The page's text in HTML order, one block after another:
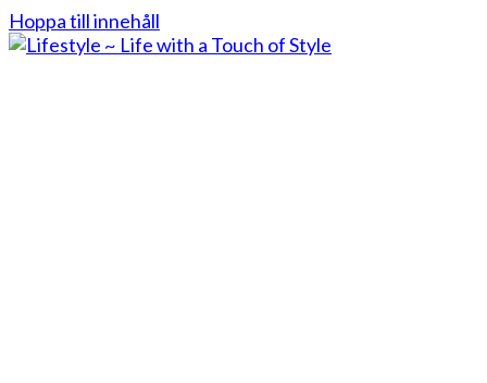
Hoppa till innehåll